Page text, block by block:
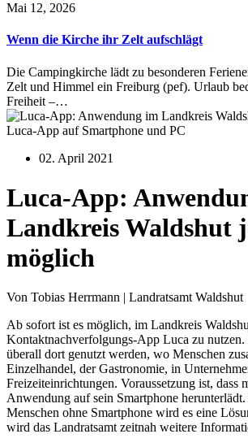
Mai 12, 2026
Wenn die Kirche ihr Zelt aufschlägt
Die Campingkirche lädt zu besonderen
Zelt und Himmel ein Freiburg (pef). Urlaub
Freiheit –…
Luca-App auf Smartphone und PC
02. April 2021
Luca-App:
Landkreis Waldshut
möglich
Von Tobias Herrmann | Landratsamt Waldshut
Ab sofort ist es möglich, im Landkreis
Kontaktnachverfolgungs-App Luca zu
überall dort genutzt werden, wo Menschen
Einzelhandel, der Gastronomie, in
Freizeiteinrichtungen. Voraussetzung ist, dass
Anwendung auf sein Smartphone
Menschen ohne Smartphone wird es eine
wird das Landratsamt zeitnah weitere